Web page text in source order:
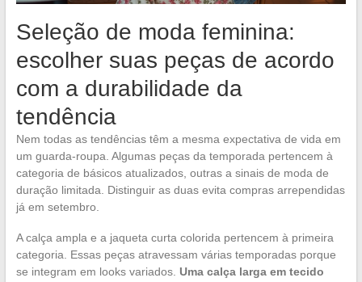
Seleção de moda feminina:
escolher suas peças de acordo
com a durabilidade da
tendência
Nem todas as tendências têm a mesma expectativa de vida em
um guarda-roupa. Algumas peças da temporada pertencem à
categoria de básicos atualizados, outras a sinais de moda de
duração limitada. Distinguir as duas evita compras arrependidas
já em setembro.
A calça ampla e a jaqueta curta colorida pertencem à primeira
categoria. Essas peças atravessam várias temporadas porque
se integram em looks variados. Uma calça larga em tecido